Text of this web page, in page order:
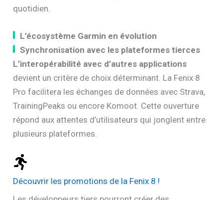
quotidien.
L’écosystème Garmin en évolution
Synchronisation avec les plateformes tierces
L’interopérabilité avec d’autres applications
devient un critère de choix déterminant. La Fenix 8
Pro facilitera les échanges de données avec Strava,
TrainingPeaks ou encore Komoot. Cette ouverture
répond aux attentes d’utilisateurs qui jonglent entre
plusieurs plateformes.
Découvrir les promotions de la Fenix 8 !